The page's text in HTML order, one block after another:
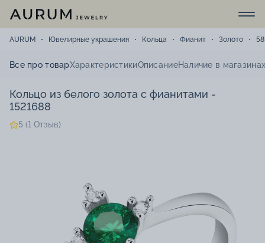
AURUM Ювелирные украшения Кольца Фианит Золото
Все про товарХарактеристикиОписаниеНаличие в
Кольцо из белого золота с фианитами -
1521688
5 (1 Отзыв)